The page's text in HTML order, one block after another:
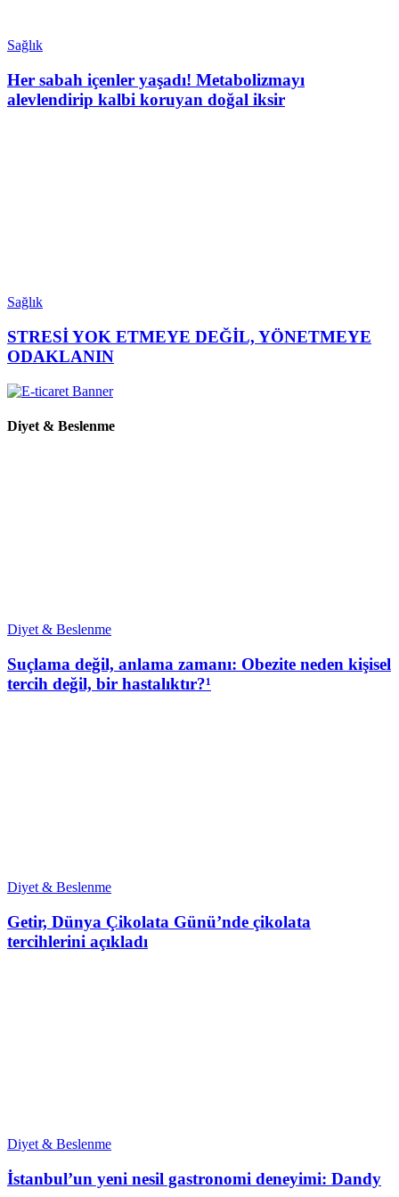
Sağlık
Her sabah içenler yaşadı! Metabolizmayı
alevlendirip kalbi koruyan doğal iksir
Sağlık
STRESİ YOK ETMEYE DEĞİL, YÖNETMEYE
ODAKLANIN
Diyet & Beslenme
Diyet & Beslenme
Suçlama değil, anlama zamanı: Obezite neden kişisel
tercih değil, bir hastalıktır?¹
Diyet & Beslenme
Getir, Dünya Çikolata Günü’nde çikolata
tercihlerini açıkladı
Diyet & Beslenme
İstanbul’un yeni nesil gastronomi deneyimi: Dandy